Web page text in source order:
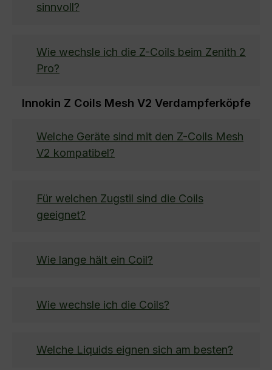
sinnvoll?
Wie wechsle ich die Z-Coils beim Zenith 2
Pro?
Innokin Z Coils Mesh V2 Verdampferköpfe
Welche Geräte sind mit den Z-Coils Mesh
V2 kompatibel?
Für welchen Zugstil sind die Coils
geeignet?
Wie lange hält ein Coil?
Wie wechsle ich die Coils?
Welche Liquids eignen sich am besten?